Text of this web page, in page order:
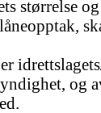
størrelse
og